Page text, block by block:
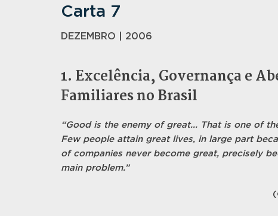
Carta 7
DEZEMBRO | 2006
1. Excelência, Governança e
Familiares no Brasil
“Good is the enemy of great... That is one of
Few people attain great lives, in large part
of companies never become great, precisely
main problem.”